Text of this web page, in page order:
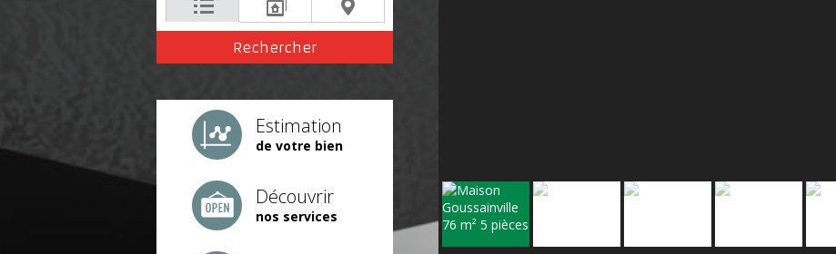
Estimation
de votre bien
Découvrir
nos services